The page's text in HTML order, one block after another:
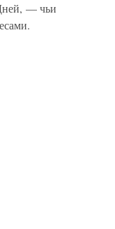
— чьи